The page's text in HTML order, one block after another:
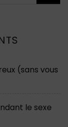
(sans vous
le sexe